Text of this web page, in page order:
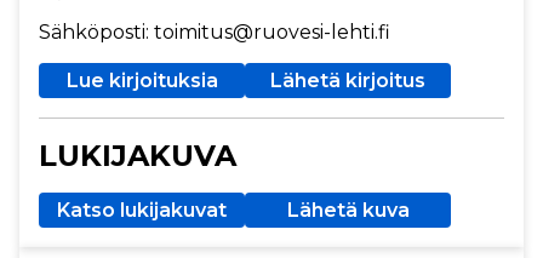
Sähköposti: toimitus@ruovesi-lehti.fi
Lue kirjoituksia Lähetä kirjoitus
LUKIJAKUVA
Katso lukijakuvat Lähetä kuva